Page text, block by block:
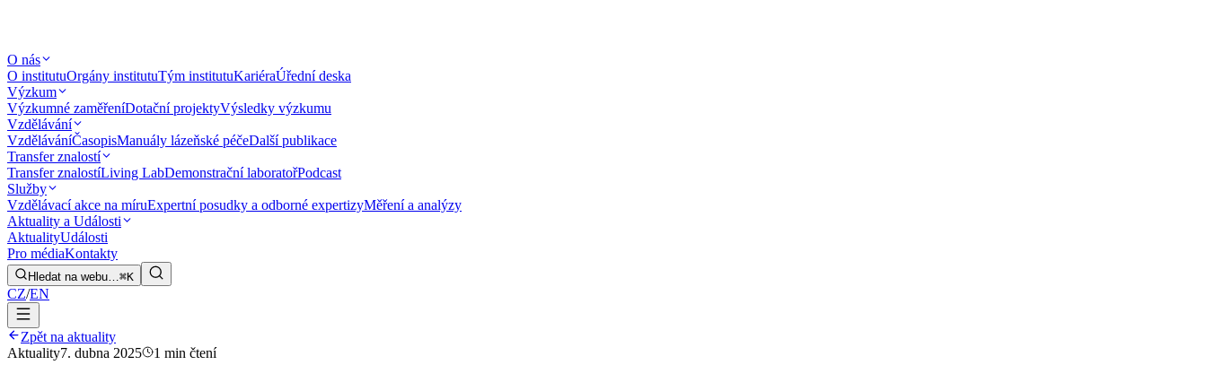
O nás
O institutuOrgány institutuTým institutuKariéraÚřední deska
Výzkum
Výzkumné zaměřeníDotační projektyVýsledky výzkumu
Vzdělávání
VzděláváníČasopisManuály lázeňské péčeDalší publikace
Transfer znalostí
Transfer znalostíLiving LabDemonstrační laboratořPodcast
Služby
Vzdělávací akce na míruExpertní posudky a odborné expertizyMěření a analýzy
Aktuality a Události
AktualityUdálosti
Pro médiaKontakty
Hledat na webu…⌘K
CZ/EN
Zpět na aktuality
Aktuality7. dubna 2025 1 min čtení